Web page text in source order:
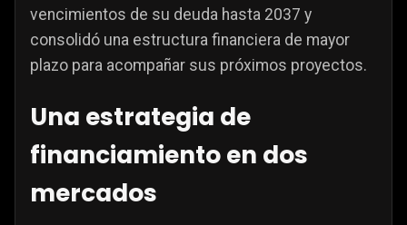
vencimientos de su deuda hasta 2037 y
consolidó una estructura financiera de mayor
plazo para acompañar sus próximos proyectos.
Una estrategia de
financiamiento en dos
mercados